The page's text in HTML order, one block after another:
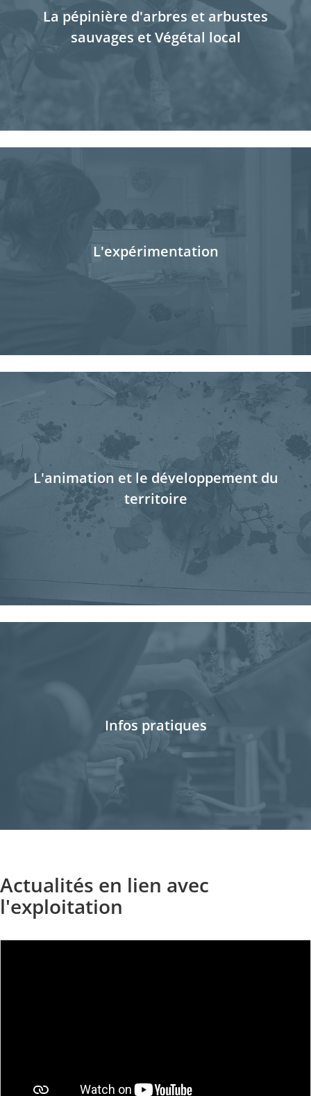
La pépinière d'arbres et arbustes
sauvages et Végétal local
L'expérimentation
L'animation et le développement du
territoire
Infos pratiques
Actualités en lien avec
l'exploitation